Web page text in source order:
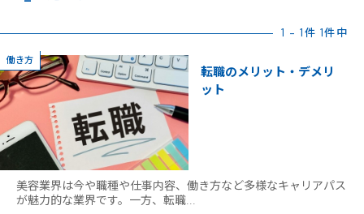
1 - 1件 1件中
働き方
転職のメリット・デメリ
ット
美容業界は今や職種や仕事内容、働き方など多様なキャリアパス
が魅力的な業界です。一方、転職...